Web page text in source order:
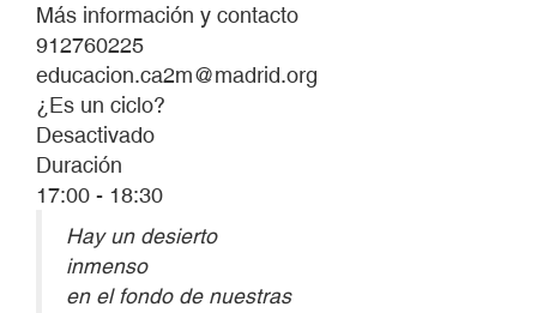
Más información y contacto
912760225
educacion.ca2m@madrid.org
¿Es un ciclo?
Desactivado
Duración
17:00 - 18:30
Hay un desierto
inmenso
en el fondo de nuestras